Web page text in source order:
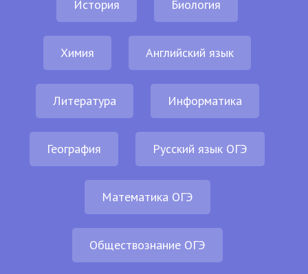
История Биология
Химия Английский язык
Литература Информатика
География Русский язык ОГЭ
Математика ОГЭ
Обществознание ОГЭ